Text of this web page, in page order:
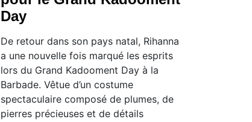
Day
De retour dans son pays natal, Rihanna
a une nouvelle fois marqué les esprits
lors du Grand Kadooment Day à la
Barbade. Vêtue d’un costume
spectaculaire composé de plumes, de
pierres précieuses et de détails